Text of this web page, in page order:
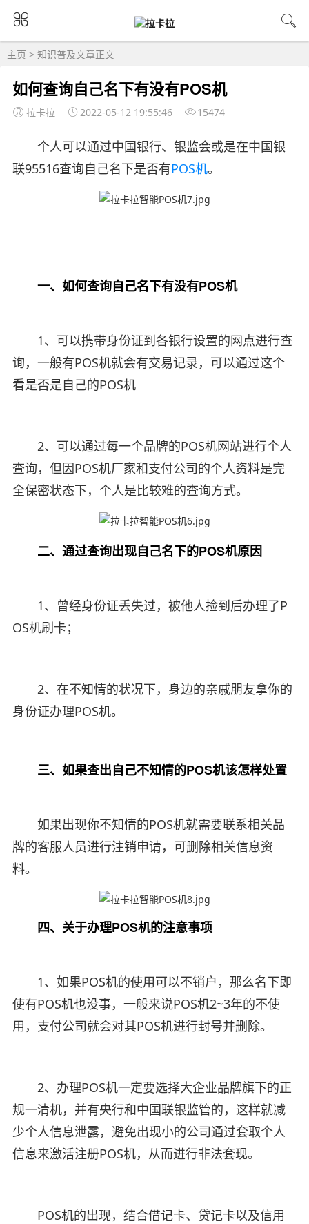
主页 > 知识普及文章正文
如何查询自己名下有没有POS机
拉卡拉 2022-05-12 19:55:46 15474
个人可以通过中国银行、银监会或是在中国银
联95516查询自己名下是否有POS机。
一、如何查询自己名下有没有POS机
1、可以携带身份证到各银行设置的网点进行查
询，一般有POS机就会有交易记录，可以通过这个
看是否是自己的POS机
2、可以通过每一个品牌的POS机网站进行个人
查询，但因POS机厂家和支付公司的个人资料是完
全保密状态下，个人是比较难的查询方式。
二、通过查询出现自己名下的POS机原因
1、曾经身份证丢失过，被他人捡到后办理了P
OS机刷卡；
2、在不知情的状况下，身边的亲戚朋友拿你的
身份证办理POS机。
三、如果查出自己不知情的POS机该怎样处置
如果出现你不知情的POS机就需要联系相关品
牌的客服人员进行注销申请，可删除相关信息资
料。
四、关于办理POS机的注意事项
1、如果POS机的使用可以不销户，那么名下即
使有POS机也没事，一般来说POS机2~3年的不使
用，支付公司就会对其POS机进行封号并删除。
2、办理POS机一定要选择大企业品牌旗下的正
规一清机，并有央行和中国联银监管的，这样就减
少个人信息泄露，避免出现小的公司通过套取个人
信息来激活注册POS机，从而进行非法套现。
POS机的出现，结合借记卡、贷记卡以及信用